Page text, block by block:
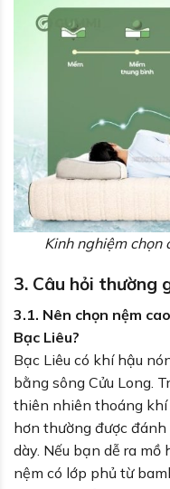
Kinh nghiệm chọn
3. Câu hỏi thường
3.1. Nên chọn nệm
Bạc Liêu?
Bạc Liêu có khí hậu
bằng sông Cửu Long.
thiên nhiên thoáng
hơn thường được
dày. Nếu bạn dễ ra mồ
nệm có lớp phủ từ